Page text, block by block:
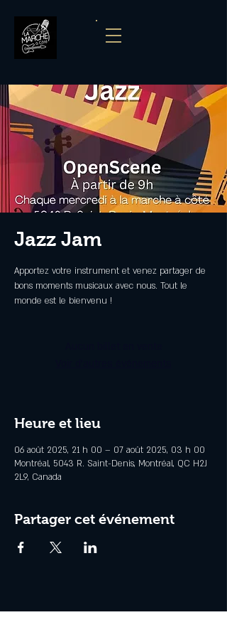
Jazz Jam
Apportez votre instrument et venez partager de
bons moments musicaux avec nous. Tout le
monde est le bienvenu !
Heure et lieu
06 août 2025, 21 h 00 – 07 août 2025, 03 h 00
Montréal, 5043 R. Saint-Denis, Montréal, QC H2J
2L9, Canada
Partager cet événement